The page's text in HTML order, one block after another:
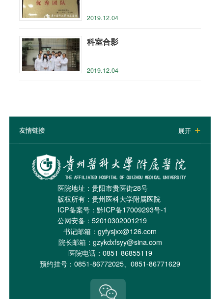
2019.12.04
科室合影
2019.12.04
友情链接 展开 
医院地址：贵阳市贵医街28号
版权所有：贵州医科大学附属医院
ICP备案号： 黔ICP备17009293号-1
公网安备：52010302001219
书记邮箱：gyfysjxx@126.com
院长邮箱：gzykdxfsyy@sina.com
医院电话：0851-86855119
预约挂号：0851-86772025、0851-86771629